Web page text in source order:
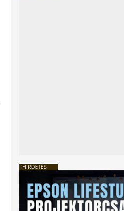
HIRDETÉS